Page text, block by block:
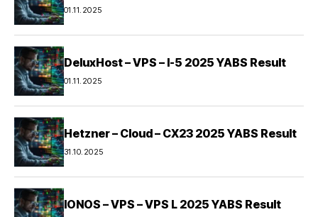
01.11.2025
DeluxHost – VPS – I-5 2025 YABS Result
01.11.2025
Hetzner – Cloud – CX23 2025 YABS Result
31.10.2025
IONOS – VPS – VPS L 2025 YABS Result